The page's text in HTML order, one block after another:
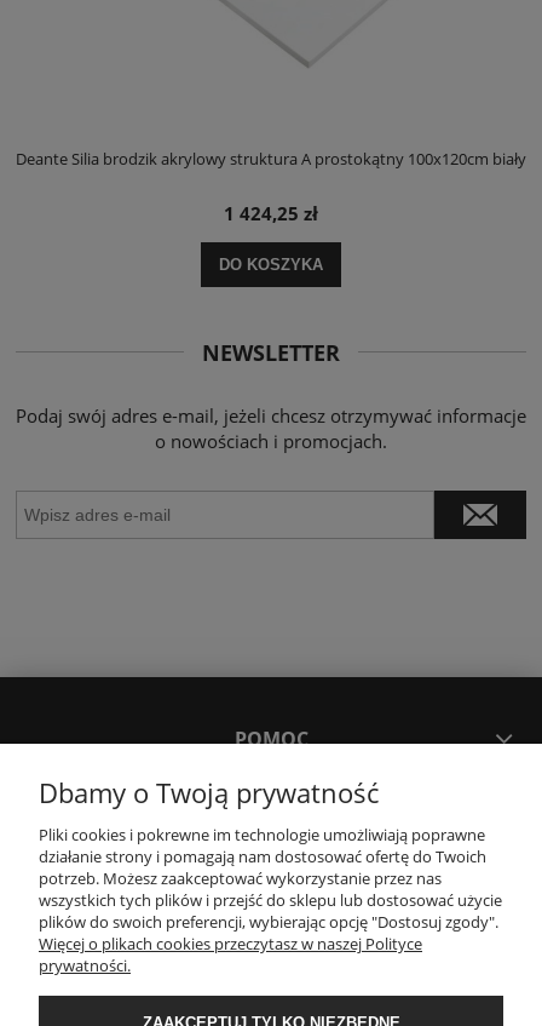
Deante Silia brodzik akrylowy struktura A prostokątny 100x120cm biały
1 424,25 zł
DO KOSZYKA
NEWSLETTER
Podaj swój adres e-mail, jeżeli chcesz otrzymywać informacje
o nowościach i promocjach.
POMOC
MOJE KONTO
PŁATNOŚCI I DOSTAWA
KONTAKT
Dbamy o Twoją prywatność
Pliki cookies i pokrewne im technologie umożliwiają poprawne
działanie strony i pomagają nam dostosować ofertę do Twoich
potrzeb. Możesz zaakceptować wykorzystanie przez nas
wszystkich tych plików i przejść do sklepu lub dostosować użycie
plików do swoich preferencji, wybierając opcję "Dostosuj zgody".
Więcej o plikach cookies przeczytasz w naszej Polityce
prywatności.
ZAAKCEPTUJ TYLKO NIEZBĘDNE